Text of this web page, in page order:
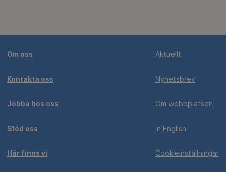
Om oss
Kontakta oss
Jobba hos oss
Stöd oss
Här finns vi
Aktuellt
Nyhetsbrev
Om webbplatsen
In English
Cookieinställningar